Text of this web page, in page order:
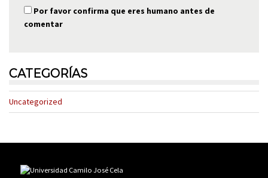
Por favor confirma que eres humano antes de
comentar
CATEGORÍAS
Uncategorized